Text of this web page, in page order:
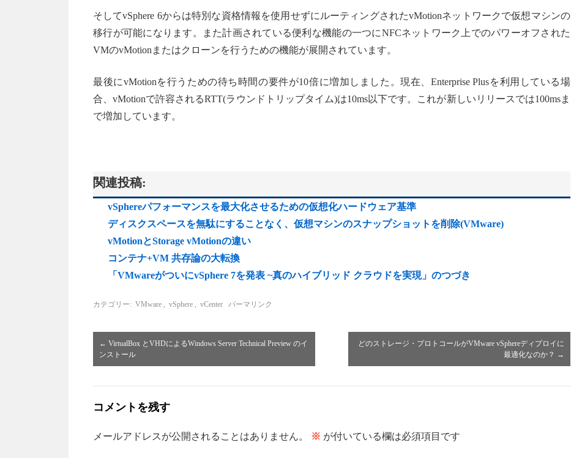
そしてvSphere 6からは特別な資格情報を使用せずにルーティングされたvMotionネットワークで仮想マシンの
移行が可能になります。また計画されている便利な機能の一つにNFCネットワーク上でのパワーオフされた
VMのvMotionまたはクローンを行うための機能が展開されています。
最後にvMotionを行うための待ち時間の要件が10倍に増加しました。現在、Enterprise Plusを利用している場
合、vMotionで許容されるRTT(ラウンドトリップタイム)は10ms以下です。これが新しいリリースでは100msま
で増加しています。
関連投稿:
vSphereパフォーマンスを最大化させるための仮想化ハードウェア基準
ディスクスペースを無駄にすることなく、仮想マシンのスナップショットを削除(VMware)
vMotionとStorage vMotionの違い
コンテナ+VM 共存論の大転換
「VMwareがついにvSphere 7を発表 ~真のハイブリッド クラウドを実現」のつづき
カテゴリー: VMware vSphere vCenter パーマリンク
← VirtualBox とVHDによるWindows Server Technical Preview のイ
ンストール
どのストレージ・プロトコールがVMware vSphereディプロイに
最適化なのか？ →
コメントを残す
メールアドレスが公開されることはありません。 ※ が付いている欄は必須項目です